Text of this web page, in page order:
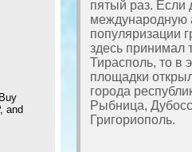
and
пятый раз. Если
международную
популяризации
здесь принимал
Тирасполь, то в
площадки
города
Рыбница,
Григориополь.